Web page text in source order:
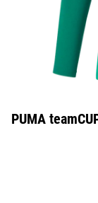
PUMA